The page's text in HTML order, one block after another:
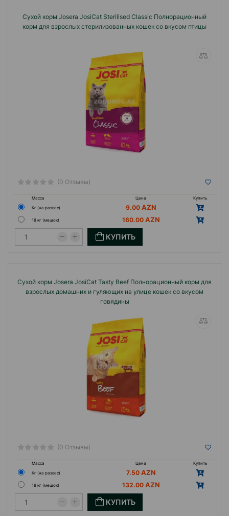
Сухой корм Josera JosiCat Sterilised Classic Полнорационный
корм для взрослых стерилизованных кошек со вкусом птицы
(0 Отзывы)
Масса Цена
Купить
Кг (на развес)
9.00
18 кг (мешок) 160.00
КУПИТЬ
Сухой корм Josera JosiCat Tasty Beef Полнорационный корм для
взрослых домашних и гуляющих на улице кошек со вкусом
говядины
(0 Отзывы)
Масса Цена
Купить
Кг (на развес)
7.50
18 кг (мешок) 132.00
КУПИТЬ